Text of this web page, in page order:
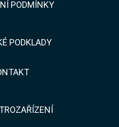
PODMÍNKY
PODKLADY